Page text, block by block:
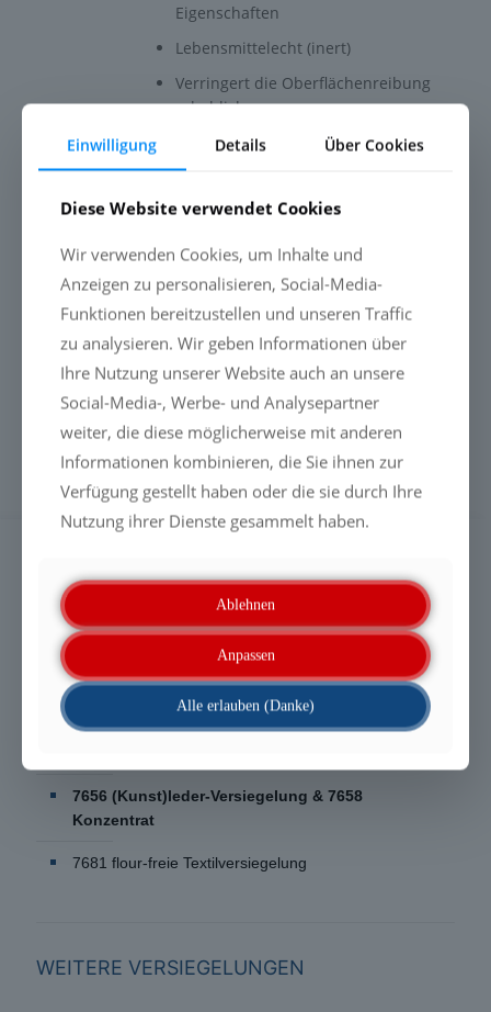
Eigenschaften
Lebensmittelecht (inert)
Verringert die Oberflächenreibung
erheblich
Lange Haltbarkeit
Schichtdicke: 60 - 150 nm
7658 KONZENTRAT
Für 20 Liter:
Komponente A: 400 g
Komponente B: 400 g
Kontaktwinkel
TEPPICHE, WILDLEDER & LEDER
Produktübersicht
687 Teppichversiegelung
689 / 7689 Textil-/Wildleder-Versiegelung & 7685
7656 (Kunst)leder-Versiegelung & 7658
Konzentrat
7681 flour-freie Textilversiegelung
WEITERE VERSIEGELUNGEN
Einwilligung Details Über Cookies
Diese Website verwendet Cookies
Wir verwenden Cookies, um Inhalte und
Anzeigen zu personalisieren, Social-Media-
Funktionen bereitzustellen und unseren Traffic
zu analysieren. Wir geben Informationen über
Ihre Nutzung unserer Website auch an unsere
Social-Media-, Werbe- und Analysepartner
weiter, die diese möglicherweise mit anderen
Informationen kombinieren, die Sie ihnen zur
Verfügung gestellt haben oder die sie durch Ihre
Nutzung ihrer Dienste gesammelt haben.
Ablehnen
Anpassen
Alle erlauben (Danke)